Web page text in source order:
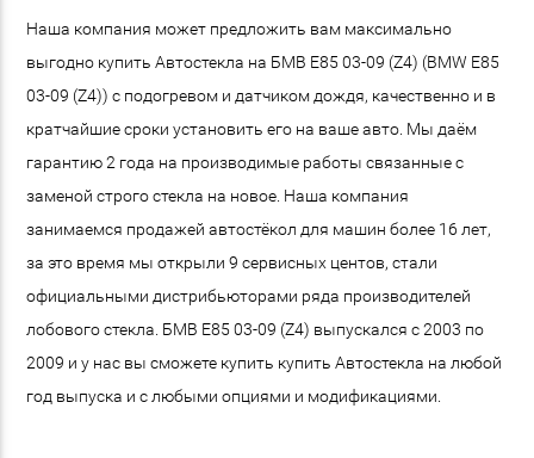
Наша компания может предложить вам максимально
выгодно купить Автостекла на БМВ E85 03-09 (Z4) (BMW E85
03-09 (Z4)) с подогревом и датчиком дождя, качественно и в
кратчайшие сроки установить его на ваше авто. Мы даём
гарантию 2 года на производимые работы связанные с
заменой строго стекла на новое. Наша компания
занимаемся продажей автостёкол для машин более 16 лет,
за это время мы открыли 9 сервисных центов, стали
официальными дистрибьюторами ряда производителей
лобового стекла. БМВ E85 03-09 (Z4) выпускался с 2003 по
2009 и у нас вы сможете купить купить Автостекла на любой
год выпуска и с любыми опциями и модификациями.